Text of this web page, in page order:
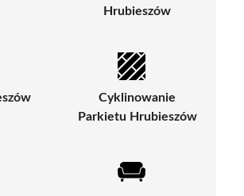
Hrubieszów
Cyklinowanie
Parkietu Hrubieszów